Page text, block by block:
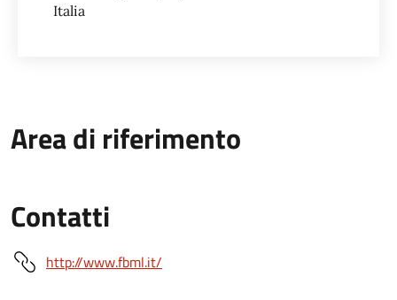
Italia
Area di riferimento
Contatti
http://www.fbml.it/